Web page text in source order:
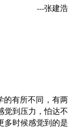
---张建浩
的有所不同，有两
觉到压力，怕达不
多时候感觉到的是